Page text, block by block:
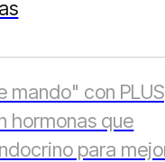
mando" con
hormonas que
para